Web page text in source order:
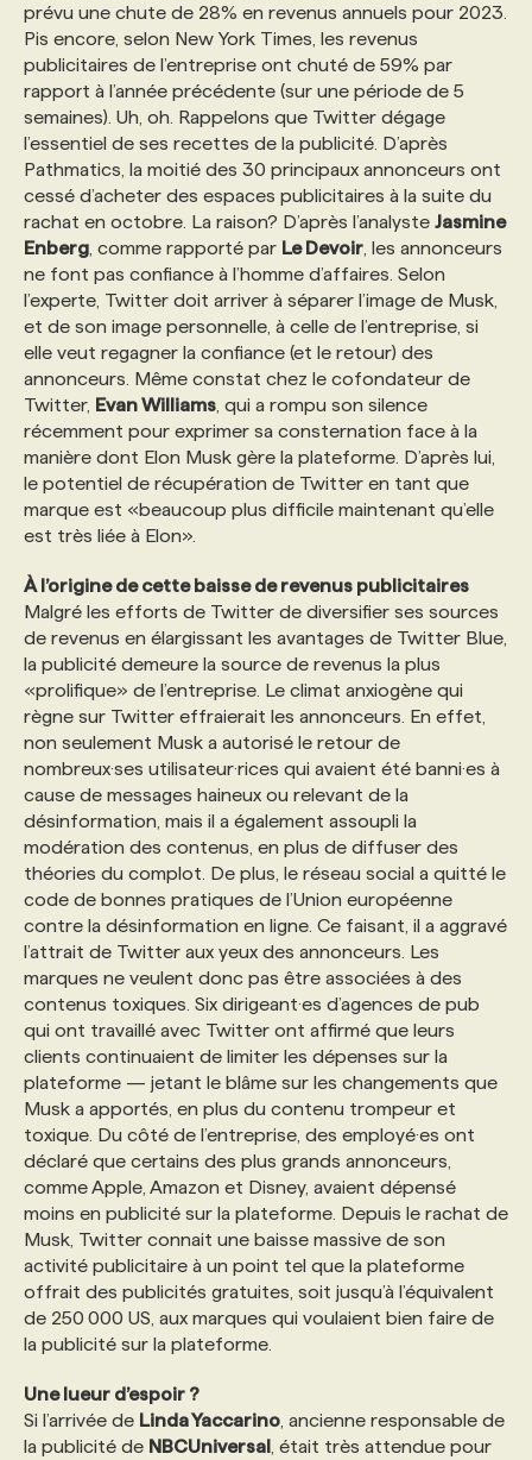
prévu une chute de 28% en revenus annuels pour 2023.
Pis encore, selon New York Times, les revenus
publicitaires de l’entreprise ont chuté de 59% par
rapport à l’année précédente (sur une période de 5
semaines). Uh, oh. Rappelons que Twitter dégage
l’essentiel de ses recettes de la publicité. D’après
Pathmatics, la moitié des 30 principaux annonceurs ont
cessé d’acheter des espaces publicitaires à la suite du
rachat en octobre. La raison? D’après l’analyste Jasmine
Enberg , comme rapporté par Le Devoir , les annonceurs
ne font pas confiance à l’homme d’affaires. Selon
l’experte, Twitter doit arriver à séparer l’image de Musk,
et de son image personnelle, à celle de l’entreprise, si
elle veut regagner la confiance (et le retour) des
annonceurs. Même constat chez le cofondateur de
Twitter, Evan Williams , qui a rompu son silence
récemment pour exprimer sa consternation face à la
manière dont Elon Musk gère la plateforme. D’après lui,
le potentiel de récupération de Twitter en tant que
marque est «beaucoup plus difficile maintenant qu’elle
est très liée à Elon».
À l’origine de cette baisse de revenus publicitaires
Malgré les efforts de Twitter de diversifier ses sources
de revenus en élargissant les avantages de Twitter Blue,
la publicité demeure la source de revenus la plus
«prolifique» de l’entreprise. Le climat anxiogène qui
règne sur Twitter effraierait les annonceurs. En effet,
non seulement Musk a autorisé le retour de
nombreux·ses utilisateur·rices qui avaient été banni·es à
cause de messages haineux ou relevant de la
désinformation, mais il a également assoupli la
modération des contenus, en plus de diffuser des
théories du complot. De plus, le réseau social a quitté le
code de bonnes pratiques de l’Union européenne
contre la désinformation en ligne. Ce faisant, il a aggravé
l’attrait de Twitter aux yeux des annonceurs. Les
marques ne veulent donc pas être associées à des
contenus toxiques. Six dirigeant·es d’agences de pub
qui ont travaillé avec Twitter ont affirmé que leurs
clients continuaient de limiter les dépenses sur la
plateforme — jetant le blâme sur les changements que
Musk a apportés, en plus du contenu trompeur et
toxique. Du côté de l’entreprise, des employé·es ont
déclaré que certains des plus grands annonceurs,
comme Apple, Amazon et Disney, avaient dépensé
moins en publicité sur la plateforme. Depuis le rachat de
Musk, Twitter connait une baisse massive de son
activité publicitaire à un point tel que la plateforme
offrait des publicités gratuites, soit jusqu’à l’équivalent
de 250 000 US, aux marques qui voulaient bien faire de
la publicité sur la plateforme.
Une lueur d’espoir ?
Si l’arrivée de Linda Yaccarino , ancienne responsable de
la publicité de NBCUniversal , était très attendue pour